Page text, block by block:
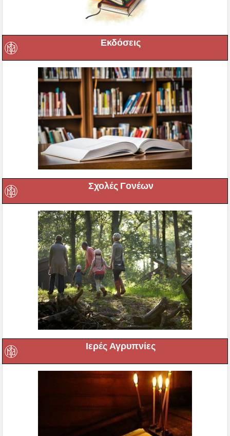
Σχολές Γονέων
Ιερές Αγρυπνίες
Αντιαιρετικά Θέματα